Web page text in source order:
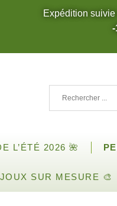
Expédition
-
L’ÉTÉ 2026 🌺
SUR MESURE 🎨